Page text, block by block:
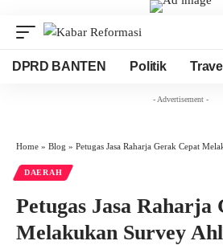
DPRD BANTEN Politik Travel
- Advertisement -
Home » Blog » Petugas Jasa Raharja Gerak Cepat Melakukan Survey
DAERAH
Petugas Jasa Raharja
Melakukan Survey